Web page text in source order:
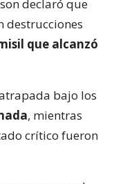
declaró que
destrucciones
que alcanzó
bajo los
, mientras
crítico fueron